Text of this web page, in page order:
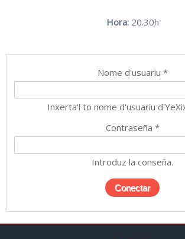
Hora:20.30h
Nome d'usuariu *
Inxerta'l to nome d'usuariu
Contraseña *
Introduz la conseña.